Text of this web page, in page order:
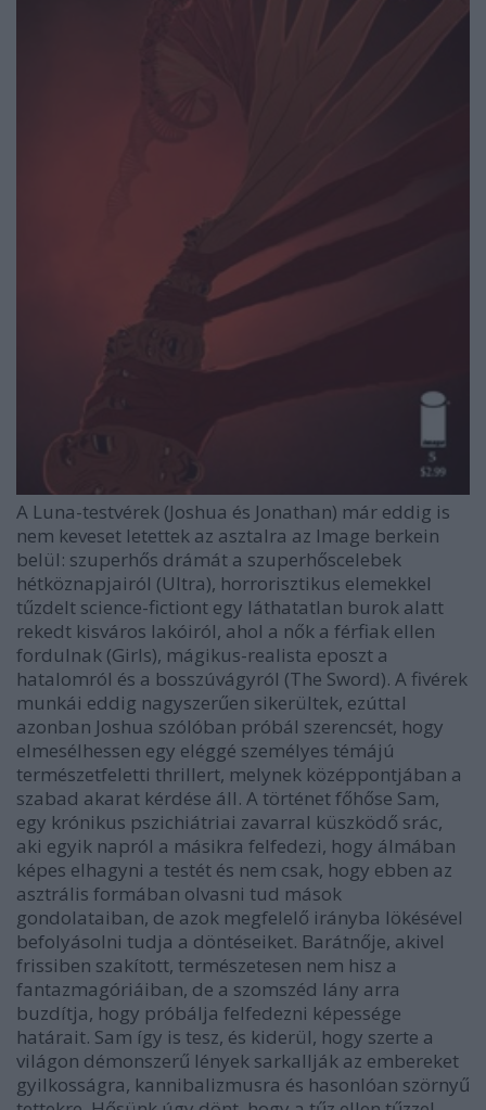
A Luna-testvérek (Joshua és Jonathan) már eddig is
nem keveset letettek az asztalra az Image berkein
belül: szuperhős drámát a szuperhőscelebek
hétköznapjairól (Ultra), horrorisztikus elemekkel
tűzdelt science-fictiont egy láthatatlan burok alatt
rekedt kisváros lakóiról, ahol a nők a férfiak ellen
fordulnak (Girls), mágikus-realista eposzt a
hatalomról és a bosszúvágyról (The Sword). A fivérek
munkái eddig nagyszerűen sikerültek, ezúttal
azonban Joshua szólóban próbál szerencsét, hogy
elmesélhessen egy eléggé személyes témájú
természetfeletti thrillert, melynek középpontjában a
szabad akarat kérdése áll. A történet főhőse Sam,
egy krónikus pszichiátriai zavarral küszködő srác,
aki egyik napról a másikra felfedezi, hogy álmában
képes elhagyni a testét és nem csak, hogy ebben az
asztrális formában olvasni tud mások
gondolataiban, de azok megfelelő irányba lökésével
befolyásolni tudja a döntéseiket. Barátnője, akivel
frissiben szakított, természetesen nem hisz a
fantazmagóriáiban, de a szomszéd lány arra
buzdítja, hogy próbálja felfedezni képessége
határait. Sam így is tesz, és kiderül, hogy szerte a
világon démonszerű lények sarkallják az embereket
gyilkosságra, kannibalizmusra és hasonlóan szörnyű